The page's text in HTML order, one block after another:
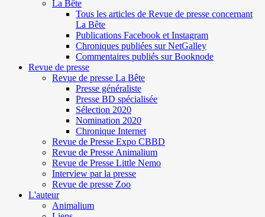
La Bête
Tous les articles de Revue de presse concernant
La Bête
Publications Facebook et Instagram
Chroniques publiées sur NetGalley
Commentaires publiés sur Booknode
Revue de presse
Revue de presse La Bête
Presse généraliste
Presse BD spécialisée
Sélection 2020
Nomination 2020
Chronique Internet
Revue de Presse Expo CBBD
Revue de Presse Animalium
Revue de Presse Little Nemo
Interview par la presse
Revue de presse Zoo
L'auteur
Animalium